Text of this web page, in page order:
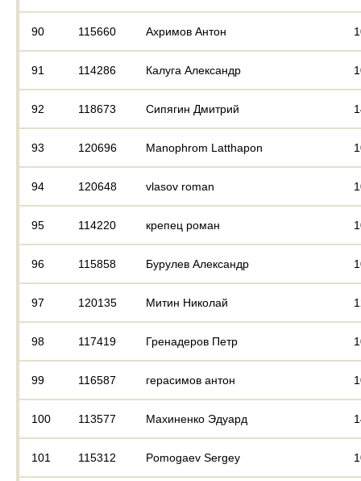
90 115660 Ахримов Антон
91 114286 Калуга Александр
92 118673 Сипягин Дмитрий
93 120696 Manophrom Latthapon
94 120648 vlasov roman
95 114220 крепец роман
96 115858 Бурулев Александр
97 120135 Митин Николай
98 117419 Гренадеров Петр
99 116587 герасимов антон
100 113577 Махиненко Эдуард
101 115312 Pomogaev Sergey